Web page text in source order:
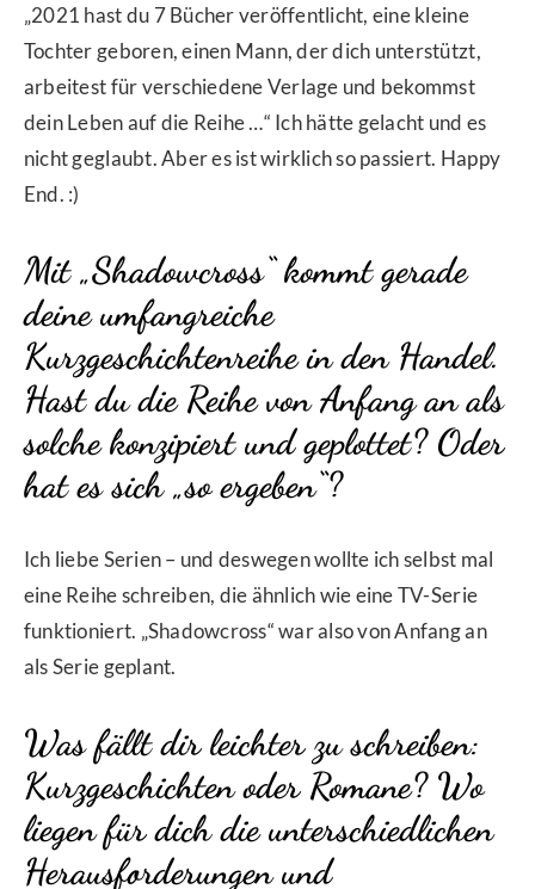
„2021 hast du 7 Bücher veröffentlicht, eine kleine
Tochter geboren, einen Mann, der dich unterstützt,
arbeitest für verschiedene Verlage und bekommst
dein Leben auf die Reihe …“ Ich hätte gelacht und es
nicht geglaubt. Aber es ist wirklich so passiert. Happy
End. :)
Mit „Shadowcross“ kommt gerade
deine umfangreiche
Kurzgeschichtenreihe in den Handel.
Hast du die Reihe von Anfang an als
solche konzipiert und geplottet? Oder
hat es sich „so ergeben“?
Ich liebe Serien – und deswegen wollte ich selbst mal
eine Reihe schreiben, die ähnlich wie eine TV-Serie
funktioniert. „Shadowcross“ war also von Anfang an
als Serie geplant.
Was fällt dir leichter zu schreiben:
Kurzgeschichten oder Romane? Wo
liegen für dich die unterschiedlichen
Herausforderungen und